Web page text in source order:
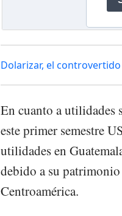
Dolarizar, el
En cuanto a utilidades
este primer semestre
utilidades en
debido a su
Centroamérica.